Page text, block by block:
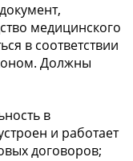
медицинского
в соответствии
Должны
в
и работает
договоров;